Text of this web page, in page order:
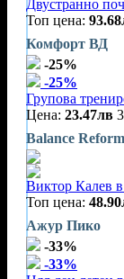
Двустранно
Топ цена:
Комфорт ВД
-25%
-25%
Групова
Цена: 23.47лв
Balance
Виктор Калев
Топ цена:
Ажур Пико
-33%
-33%